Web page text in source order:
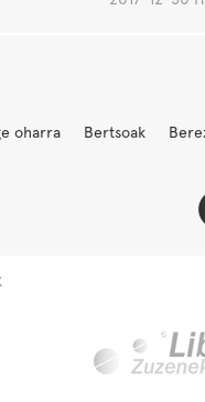
oharra Bertsoak